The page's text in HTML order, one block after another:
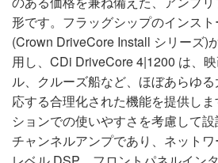
形です。フラッグシップのインス
(Crown DriveCore Install シリーズ)
用し、CDi DriveCore 4|1200 は、
ル、クルーズ船など、ほぼあらゆ
応する合理化された機能を提供し
ションでの使いやすさを考慮して
チャンネルアンプであり、ネット